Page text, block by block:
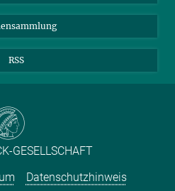
RSS
GESELLSCHAFT
Datenschutzhinweis